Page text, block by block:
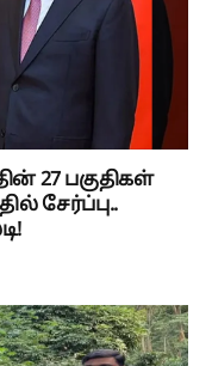
27 பகுதிகள்
சேர்ப்பு..